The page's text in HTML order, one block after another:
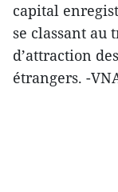
capital
se classant au
d’attraction
étrangers. -